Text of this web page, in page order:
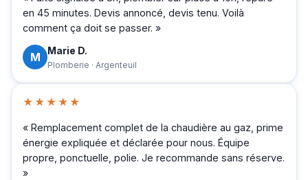
en 45 minutes. Devis annoncé, devis tenu. Voilà
comment ça doit se passer. »
M Marie D.
Plomberie · Argenteuil
★★★★★
« Remplacement complet de la chaudière au gaz, prime
énergie expliquée et déclarée pour nous. Équipe
propre, ponctuelle, polie. Je recommande sans réserve.
»